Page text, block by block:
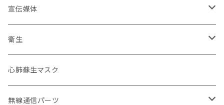
カムフラージュ
安全帯
刺繍
シルク印刷
ワッペン・パッチ
刺繍
プリント
ブーツ
本革
革張り
ポーチ
インソール
HOKKAIDO DOUOU
東北管区
関東管区
中部管区
近畿管区
災害復興ブランド「KOKONI KITE」
チャリティ
ユニフォーム
保安ツール
ブーツ
インナー
アンダーウエア（下着）
宣伝媒体
火事だ119冊子製本用データ
衛生
お掃除用品
コーティング
装飾
心肺蘇生マスク
無線通信パーツ